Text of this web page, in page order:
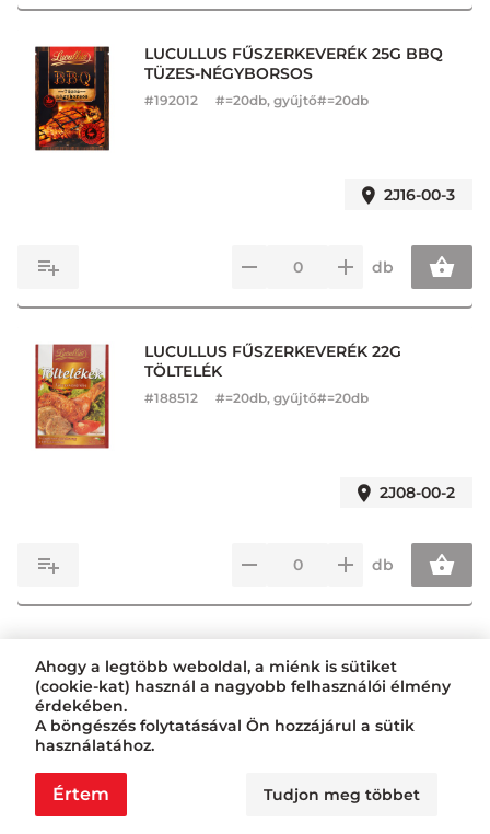
LUCULLUS FŰSZERKEVERÉK 25G BBQ
TÜZES-NÉGYBORSOS
#192012 #=20db, gyűjtő#=20db
2J16-00-3
db
LUCULLUS FŰSZERKEVERÉK 22G
TÖLTELÉK
#188512 #=20db, gyűjtő#=20db
2J08-00-2
db
SÜLTEK
#188511 #=20db, gyűjtő#=20db
2J12-00-4
Ahogy a legtöbb weboldal, a miénk is sütiket
(cookie-kat) használ a nagyobb felhasználói élmény
érdekében.
A böngészés folytatásával Ön hozzájárul a sütik
használatához.
Értem Tudjon meg többet